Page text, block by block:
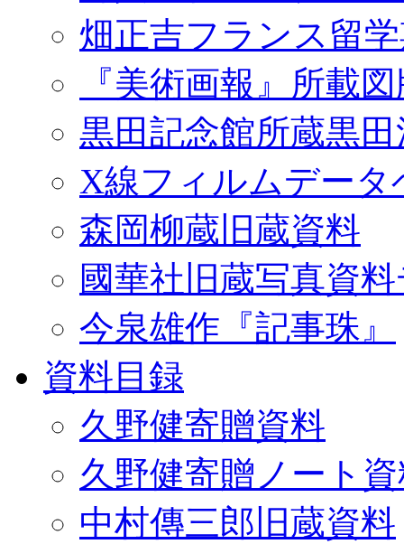
畑正吉フランス留
『美術画報』所載
黒田記念館所蔵黒
X線フィルムデータ
森岡柳蔵旧蔵資料
國華社旧蔵写真資
今泉雄作『記事珠』
資料目録
久野健寄贈資料
久野健寄贈ノート
中村傳三郎旧蔵資料